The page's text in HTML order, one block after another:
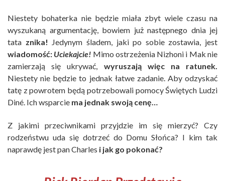
Niestety bohaterka nie będzie miała zbyt wiele czasu na
wyszukaną argumentację, bowiem już następnego dnia jej
tata znika! Jedynym śladem, jaki po sobie zostawia, jest
wiadomość: Uciekajcie! Mimo ostrzeżenia Nizhoni i Mak nie
zamierzają się ukrywać, wyruszają więc na ratunek.
Niestety nie będzie to jednak łatwe zadanie. Aby odzyskać
tatę z powrotem będą potrzebowali pomocy Świętych Ludzi
Diné. Ich wsparcie ma jednak swoją cenę…
Z jakimi przeciwnikami przyjdzie im się mierzyć? Czy
rodzeństwu uda się dotrzeć do Domu Słońca? I kim tak
naprawdę jest pan Charles i jak go pokonać?